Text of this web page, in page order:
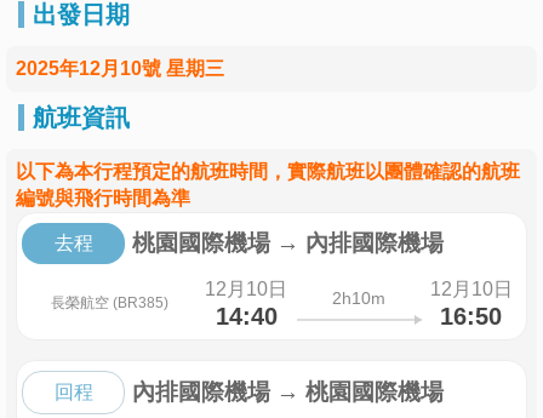
出發日期
2025年12月10號 星期三
航班資訊
以下為本行程預定的航班時間，實際航班以團體確認的航班
編號與飛行時間為準
去程 桃園國際機場 → 內排國際機場
長榮航空 (BR385)
12月10日
14:40
2h10m 12月10日
16:50
回程 內排國際機場 → 桃園國際機場